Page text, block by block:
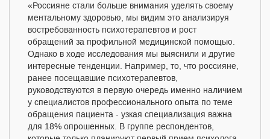
«Россияне стали больше внимания уделять своему
ментальному здоровью, мы видим это анализируя
востребованность психотерапевтов и рост
обращений за профильной медицинской помощью.
Однако в ходе исследования мы выяснили и другие
интересные тенденции. Например, то, что россияне,
ранее посещавшие психотерапевтов,
руководствуются в первую очередь именно наличием
у специалистов профессионального опыта по теме
обращения пациента - узкая специализация важна
для 18% опрошенных. В группе респондентов,